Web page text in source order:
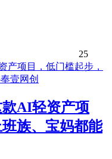
25
AI轻资产项
族、宝妈都能